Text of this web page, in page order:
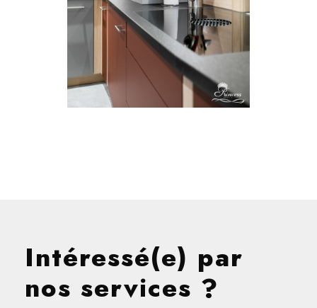
Intéressé(e) par
nos services ?